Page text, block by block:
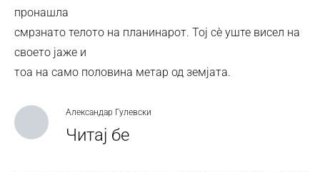
пронашла
смрзнато телото на планинарот. Тој сѐ уште висел на
своето јаже и
тоа на само половина метар од земјата.
Александар Гулевски
Читај бе